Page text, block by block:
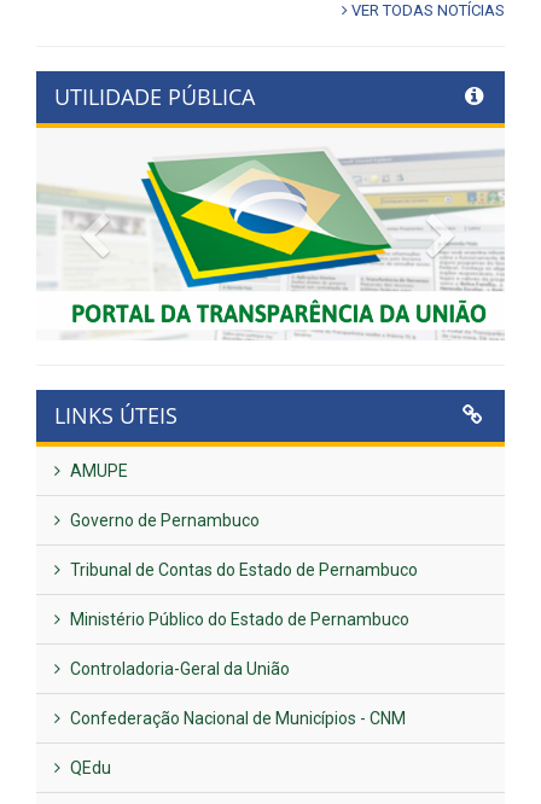
VER TODAS NOTÍCIAS
UTILIDADE PÚBLICA
Previous Next
LINKS ÚTEIS
AMUPE
Governo de Pernambuco
Tribunal de Contas do Estado de Pernambuco
Ministério Público do Estado de Pernambuco
Controladoria-Geral da União
Confederação Nacional de Municípios - CNM
QEdu